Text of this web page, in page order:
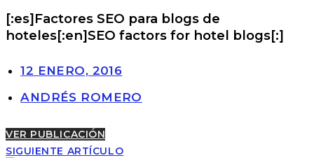
[:es]Factores SEO para blogs de
hoteles[:en]SEO factors for hotel blogs[:]
12 ENERO, 2016
ANDRÉS ROMERO
VER PUBLICACIÓN
SIGUIENTE ARTÍCULO